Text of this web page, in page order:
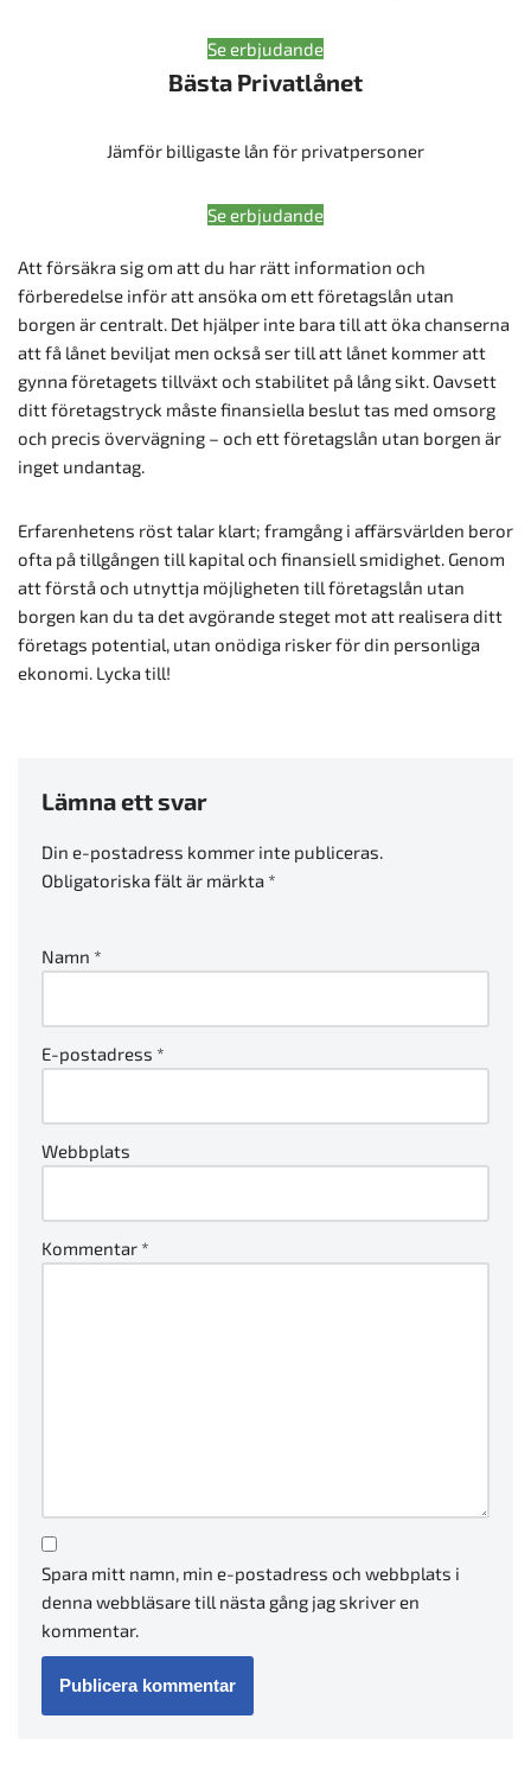
Se erbjudande
Bästa Privatlånet
Jämför billigaste lån för privatpersoner
Se erbjudande
Att försäkra sig om att du har rätt information och
förberedelse inför att ansöka om ett företagslån utan
borgen är centralt. Det hjälper inte bara till att öka chanserna
att få lånet beviljat men också ser till att lånet kommer att
gynna företagets tillväxt och stabilitet på lång sikt. Oavsett
ditt företagstryck måste finansiella beslut tas med omsorg
och precis övervägning – och ett företagslån utan borgen är
inget undantag.
Erfarenhetens röst talar klart; framgång i affärsvärlden beror
ofta på tillgången till kapital och finansiell smidighet. Genom
att förstå och utnyttja möjligheten till företagslån utan
borgen kan du ta det avgörande steget mot att realisera ditt
företags potential, utan onödiga risker för din personliga
ekonomi. Lycka till!
Lämna ett svar
Din e-postadress kommer inte publiceras.
Obligatoriska fält är märkta *
Namn *
E-postadress *
Webbplats
Kommentar *
Spara mitt namn, min e-postadress och webbplats i
denna webbläsare till nästa gång jag skriver en
kommentar.